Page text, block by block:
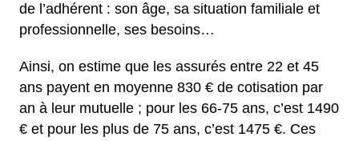
de l’adhérent : son âge, sa situation familiale et
professionnelle, ses besoins…
Ainsi, on estime que les assurés entre 22 et 45
ans payent en moyenne 830 € de cotisation par
an à leur mutuelle ; pour les 66-75 ans, c’est 1490
€ et pour les plus de 75 ans, c’est 1475 €. Ces